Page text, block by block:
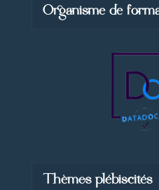
Organisme de
Thèmes plébiscités